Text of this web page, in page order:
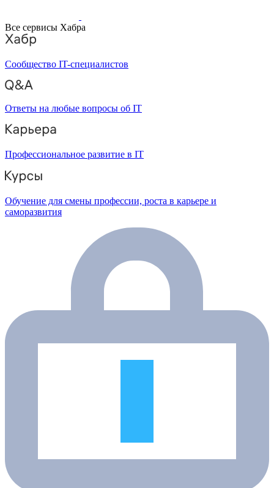
Все сервисы Хабра
Сообщество IT-специалистов
Ответы на любые вопросы об IT
Профессиональное развитие в IT
Обучение для смены профессии, роста в карьере и
саморазвития